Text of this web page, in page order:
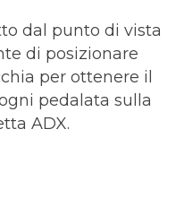
dal punto di vista
di posizionare
per ottenere il
pedalata sulla
ADX.